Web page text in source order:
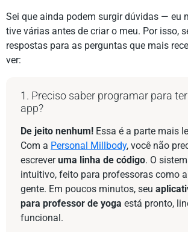
Sei que ainda podem surgir dúvidas — eu
tive várias antes de criar o meu. Por isso,
respostas para as perguntas que mais
ver:
1. Preciso saber programar para
app?
De jeito nenhum! Essa é a parte mais
Com a Personal Millbody, você não
escreveruma linha de código. O
intuitivo, feito para professoras como a
gente. Em poucos minutos, seu
para professor de yoga está pronto,
funcional.